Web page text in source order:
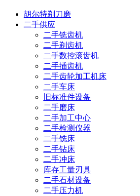
胡尔特剃刀磨
二手供应
二手铣齿机
二手剃齿机
二手数控滚齿机
二手插齿机
二手齿轮加工机床
二手车床
旧标准件设备
二手磨床
二手加工中心
二手检测仪器
二手铣床
二手钻床
二手冲床
库存工量刃具
二手石材设备
二手压力机